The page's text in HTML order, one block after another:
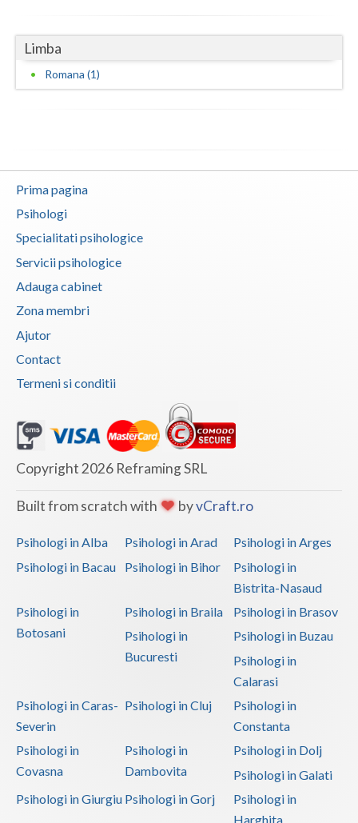
Timis
Tulcea
Limba
Romana (1)
Prima pagina
Psihologi
Specialitati psihologice
Servicii psihologice
Adauga cabinet
Zona membri
Ajutor
Contact
Termeni si conditii
Copyright 2026 Reframing SRL
Built from scratch with byvCraft.ro
Psihologi in Alba Psihologi in Arad
Psihologi in Arges
Psihologi in Bacau
Psihologi in Bihor
Psihologi in
Bistrita-Nasaud
Psihologi in
Botosani
Psihologi in Braila
Psihologi in Brasov
Psihologi in
Bucuresti
Psihologi in Buzau
Psihologi in
Calarasi
Psihologi in Caras-
Severin
Psihologi in Cluj
Psihologi in
Constanta
Psihologi in
Covasna
Psihologi in
Dambovita
Psihologi in Dolj
Psihologi in Galati
Psihologi in Giurgiu Psihologi in Gorj
Psihologi in
Harghita